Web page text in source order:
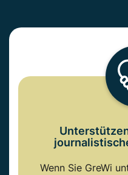
Wenn Sie GreWi